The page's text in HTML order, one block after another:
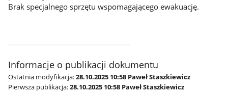
Brak specjalnego sprzętu wspomagającego ewakuację.
Informacje o publikacji dokumentu
Ostatnia modyfikacja:28.10.2025 10:58 Paweł Staszkiewicz
Pierwsza publikacja:28.10.2025 10:58 Paweł Staszkiewicz